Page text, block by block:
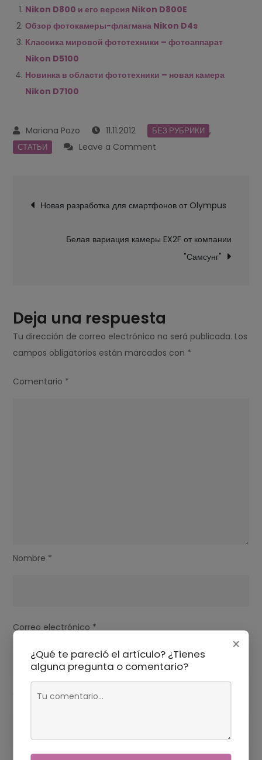
Nikon D800 и его версия Nikon D800E
Обзор фотокамеры-флагмана Nikon D4s
Классика мировой фототехники – фотоаппарат
Nikon D5100
Новинка в области фототехники – новая камера
Nikon D7100
11.11.2012 БЕЗ РУБРИКИ ,
СТАТЬИ Leave a Comment
с
фотоаппаратом
de
entradas
Новая разработка для смартфонов от Olympus
Белая вариация камеры EX2F от компании
"Самсунг"
Deja una respuesta
Tu dirección de correo electrónico no será publicada. Los
campos obligatorios están marcados con *
Comentario *
Nombre *
Correo electrónico*
×
¿Qué te pareció el artículo? ¿Tienes
alguna pregunta o comentario?